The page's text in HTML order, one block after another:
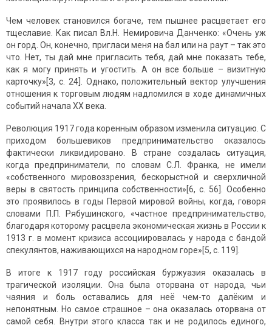
Чем человек становился богаче, тем пышнее расцветает его
тщеславие. Как писал Вл.Н. Немировича Данченко: «Очень уж
он горд. Он, конечно, пригласи меня на бал или на раут – так это
что. Нет, ты дай мне пригласить тебя, дай мне показать тебе,
как я могу принять и угостить. А он все больше – визитную
карточку»[3, с. 24]. Однако, положительный вектор улучшения
отношения к торговым людям надломился в ходе динамичных
событий начала XX века.
Революция 1917 года коренным образом изменила ситуацию. С
приходом большевиков предпринимательство оказалось
фактически ликвидировано. В стране создалась ситуация,
когда предприниматели, по словам С.Л. Франка, не имели
«собственного мировоззрения, бескорыстной и сверхличной
веры в святость принципа собственности»[6, с. 56]. Особенно
это проявилось в годы Первой мировой войны, когда, говоря
словами П.П. Рябушинского, «частное предпринимательство,
благодаря которому расцвела экономическая жизнь в России к
1913 г. в момент кризиса ассоциировалась у народа с бандой
спекулянтов, наживающихся на народном горе»[5, с. 119].
В итоге к 1917 году российская буржуазия оказалась в
трагической изоляции. Она была оторвана от народа, чьи
чаяния и боль оставались для неё чем-то далёким и
непонятным. Но самое страшное – она оказалась оторвана от
самой себя. Внутри этого класса так и не родилось единого,